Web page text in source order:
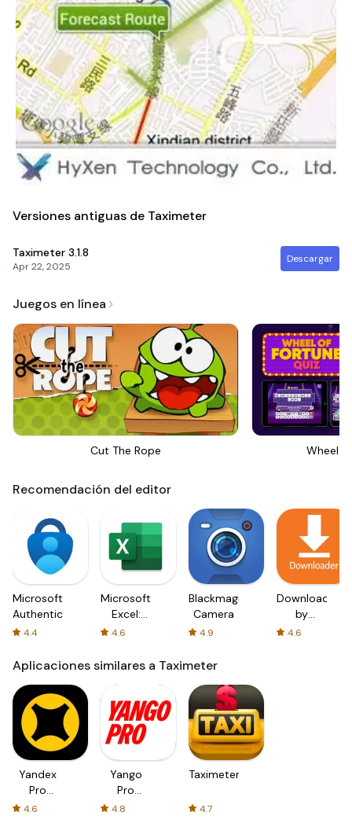
Versiones antiguas de Taximeter
Taximeter 3.1.8
Apr 22, 2025
Descargar
Juegos en línea
Cut The Rope Wheel
Recomendación del editor
Microsoft
Authenticator
4.4
Microsoft
Excel:
Spreadsheets
4.6
Blackmagic
Camera
4.9
Downloader
by
AFTVnews
4.6
Aplicaciones similares a Taximeter
Yandex
Pro
(Taximeter)
4.6
Yango
Pro
(Taximeter)
4.8
Taximeter
4.7